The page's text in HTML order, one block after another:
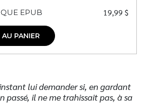
EPUB 19,99 $
PANIER
lui demander si, en gardant
passé, il ne me trahissait pas, à sa